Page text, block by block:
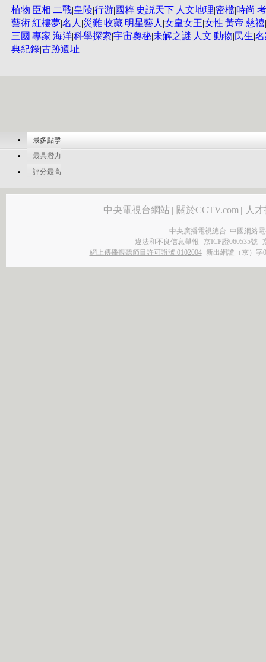
植物|臣相|二戰|皇陵|行游|國粹|史説天下| 人文地理|密檔|時尚|
藝術|紅樓夢|名人 |災難|收藏|明星藝人 |女皇女王|女性|黃帝|慈禧|
三國|專家|海洋|科學探索|宇宙奧秘|未解之謎| 人文|動物|民生|
典紀錄|古跡遺址
最多點擊
最具潛力
評分最高
中央電視台網站 | 關於CCTV.com | 人
中央廣播電視總台 中國網絡
違法和不良信息舉報
京ICP證060535號
網上傳播視聽節目許可證號 0102004 新出網證（京）